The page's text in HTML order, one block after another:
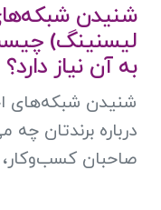
شنیدن
لیسنینگ)
به آن نیاز دارد؟
شنیدن شبکه‌های
درباره برندتان چه
صاحبان